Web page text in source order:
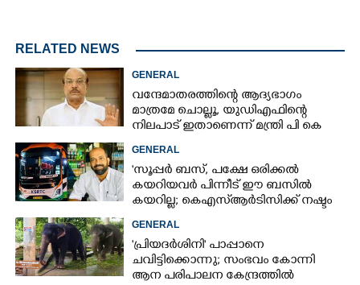
RELATED NEWS
GENERAL
വന്ദേമാതരത്തിന്റെ ആദ്യഭാഗം
മാത്രമേ ചൊല്ലൂ,​ യുഡിഎഫിന്റെ
നിലപാട് ഇതാണെന്ന് മന്ത്രി പി കെ
GENERAL
'സൂപ്പർ ബസ്, പക്ഷേ ഒരിക്കൽ
കയറിയവർ പിന്നീട് ഈ ബസിൽ
കയറില്ല; കെഎസ്ആർടിസിക്ക് നഷ്ടം
GENERAL
'പ്രിയദർശിനി' പാപ്പാനെ
ചവിട്ടിക്കൊന്നു; സംഭവം കോന്നി
ആന പരിപാലന കേന്ദ്രത്തിൽ